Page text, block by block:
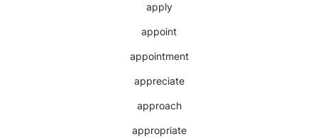
apply
appoint
appointment
appreciate
approach
appropriate